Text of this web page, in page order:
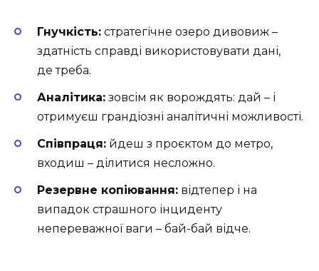
Гнучкість: стратегічне озеро дивовиж –
здатність справді використовувати дані,
де треба.
Аналітика: зовсім як ворождять: дай – і
отримуєш грандіозні аналітичні можливості.
Співпраця: йдеш з проєктом до метро,
входиш – ділитися несложно.
Резервне копіювання: відтепер і на
випадок страшного інциденту
непереважної ваги – бай-бай відче.